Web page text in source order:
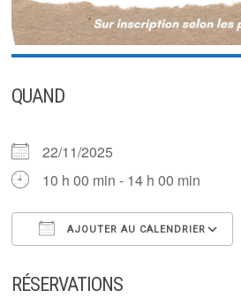
QUAND
22/11/2025
10 h 00 min - 14 h 00 min
AJOUTER AU CALENDRIER
RÉSERVATIONS